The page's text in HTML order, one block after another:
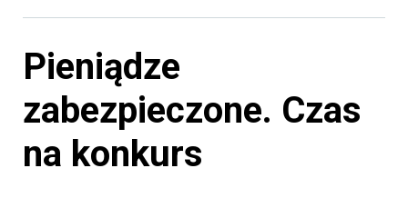
Pieniądze
zabezpieczone. Czas
na konkurs